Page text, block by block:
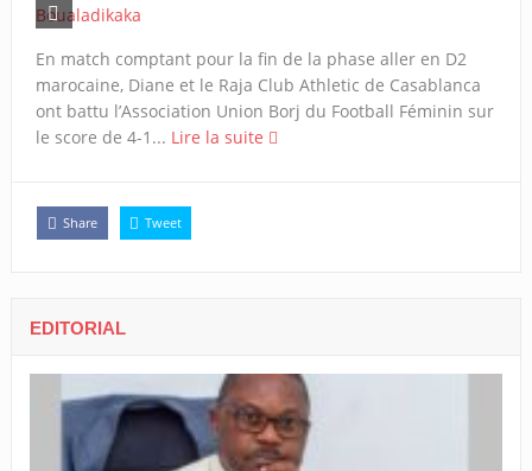
En match comptant pour la fin de la phase aller en D2
marocaine, Diane et le Raja Club Athletic de Casablanca
ont battu l’Association Union Borj du Football Féminin sur
le score de 4-1... Lire la suite
Share Tweet
EDITORIAL